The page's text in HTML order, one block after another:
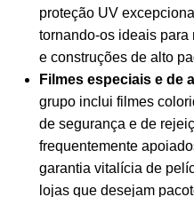
proteção UV
tornando-os ideais para
e construções de alto
Filmes especiais e de
grupo inclui filmes
de segurança e de
frequentemente
garantia vitalícia de
lojas que desejam